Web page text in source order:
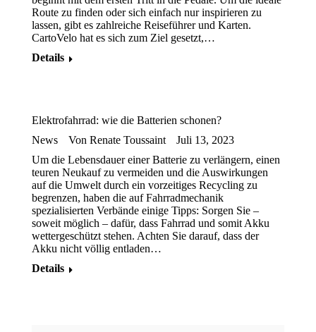
Route zu finden oder sich einfach nur inspirieren zu
lassen, gibt es zahlreiche Reiseführer und Karten.
CartoVelo hat es sich zum Ziel gesetzt,…
Details
Elektrofahrrad: wie die Batterien schonen?
News
Von Renate Toussaint
Juli 13, 2023
Um die Lebensdauer einer Batterie zu verlängern, einen
teuren Neukauf zu vermeiden und die Auswirkungen
auf die Umwelt durch ein vorzeitiges Recycling zu
begrenzen, haben die auf Fahrradmechanik
spezialisierten Verbände einige Tipps: Sorgen Sie ‒
soweit möglich ‒ dafür, dass Fahrrad und somit Akku
wettergeschützt stehen. Achten Sie darauf, dass der
Akku nicht völlig entladen…
Details